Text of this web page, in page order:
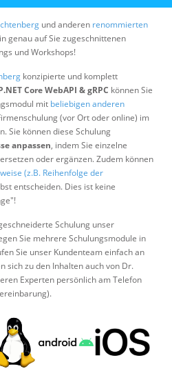
und anderen renommierten
in genau auf Sie zugeschnittenen
und Workshops!
konzipierte und komplett
Core WebAPI & gRPC können Sie
mit beliebigen anderen
(vor Ort oder online) im
Sie können diese Schulung
anpassen, indem Sie einzelne
oder ergänzen. Zudem können
(z.B. Reihenfolge der
entscheiden. Dies ist keine
Schulung unser
Sie mehrere Schulungsmodule in
Sie unser Kundenteam einfach an
sich zu den Inhalten auch von Dr.
Experten persönlich am Telefon